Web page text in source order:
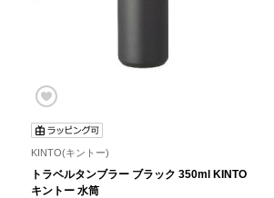
KINTO(キントー)
トラベルタンブラー ブラック 350ml KINTO
キントー 水筒